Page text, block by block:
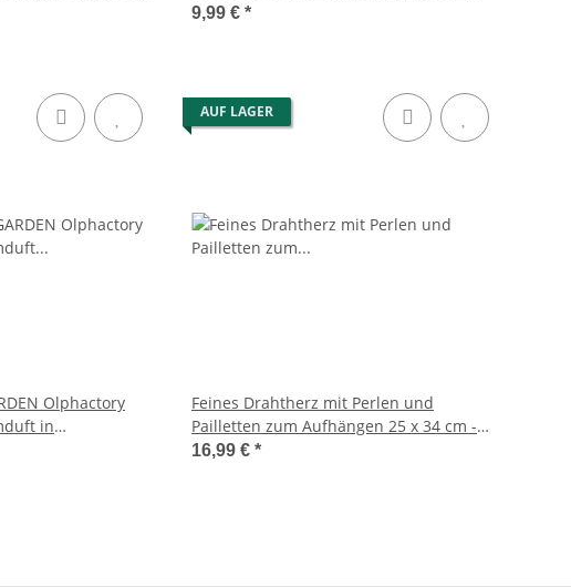
Disney Topf Anhänger, Pot Buddy,
9,99 € *
Olphactory
in
AUF LAGER
Feines Drahtherz mit Perlen und
Pailletten zum Aufhängen 25 x 34 cm -
Deko Herz, Perlenherz Hochzeit,
16,99 € *